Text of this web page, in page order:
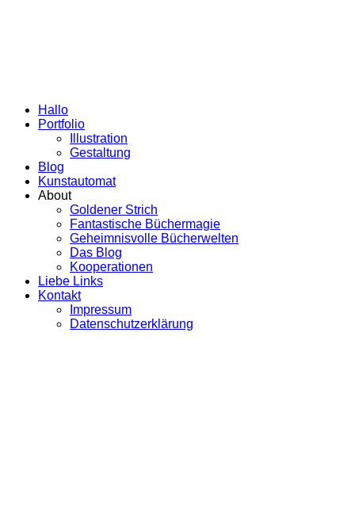
Hallo
Portfolio
Illustration
Gestaltung
Blog
Kunstautomat
About
Goldener Strich
Fantastische Büchermagie
Geheimnisvolle Bücherwelten
Das Blog
Kooperationen
Liebe Links
Kontakt
Impressum
Datenschutzerklärung